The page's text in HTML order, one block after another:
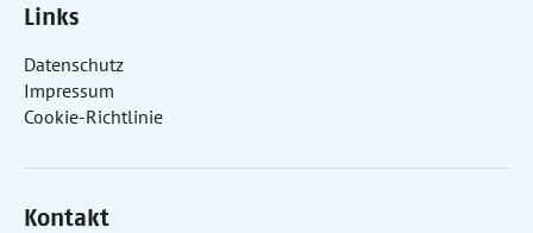
Links
Datenschutz
Impressum
Cookie-Richtlinie
Kontakt